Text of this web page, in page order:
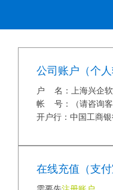
公司账户（个人
户 名：上海兴企软
帐 号：（请咨询客
开户行：中国工商
在线充值（支付